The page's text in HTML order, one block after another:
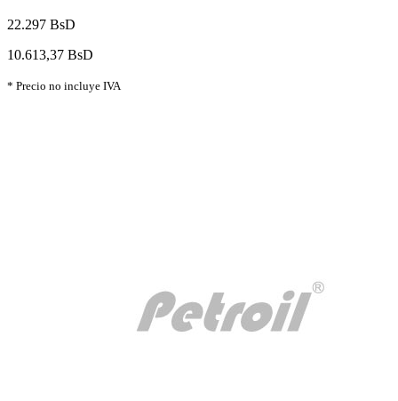
22.297 BsD
10.613,37 BsD
* Precio no incluye IVA